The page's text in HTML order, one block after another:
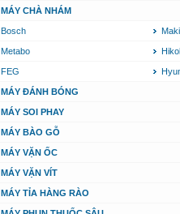
MÁY CHÀ NHÁM
Bosch
Metabo
FEG
MÁY ĐÁNH BÓNG
MÁY SOI PHAY
MÁY BÀO GỖ
MÁY VẶN ỐC
MÁY VẶN VÍT
MÁY TỈA HÀNG RÀO